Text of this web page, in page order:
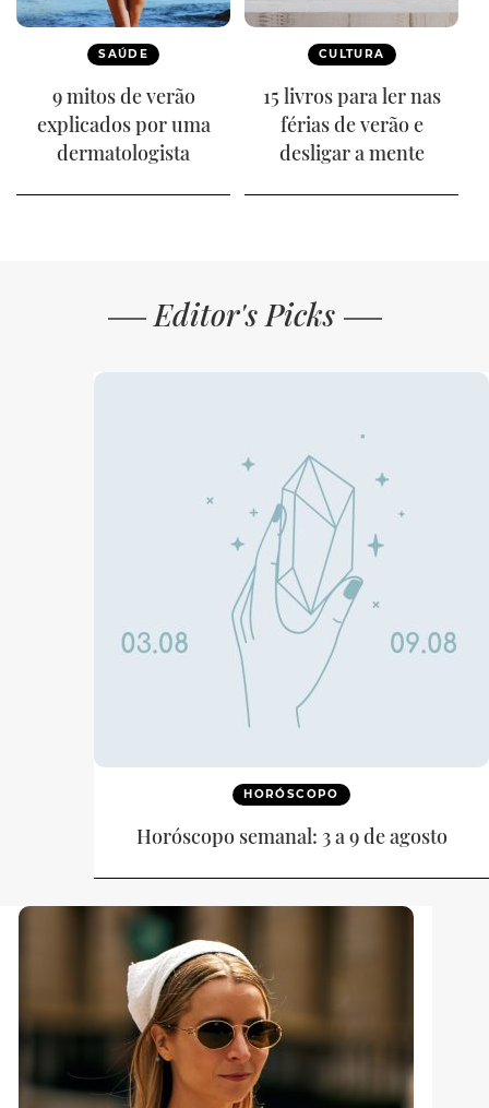
SAÚDE
9 mitos de verão
explicados por uma
dermatologista
CULTURA
15 livros para ler nas
férias de verão e
desligar a mente
Editor's Picks
HORÓSCOPO
Horóscopo semanal: 3 a 9 de agosto